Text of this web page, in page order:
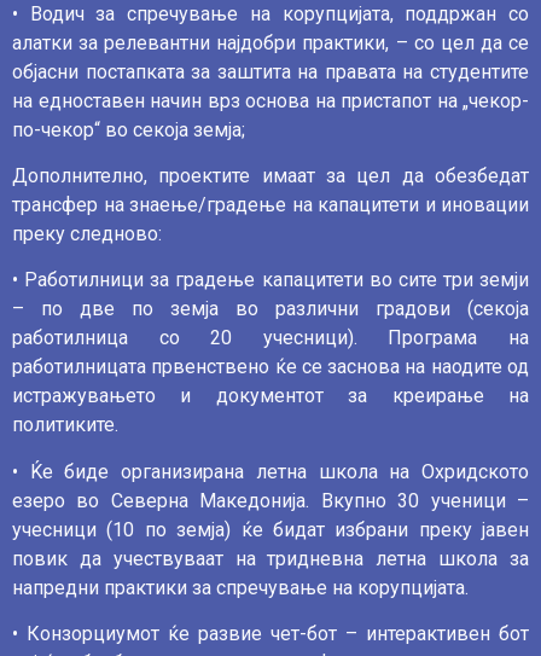
• Водич за спречување на корупцијата, поддржан со
алатки за релевантни најдобри практики, – со цел да се
објасни постапката за заштита на правата на студентите
на едноставен начин врз основа на пристапот на „чекор-
по-чекор“ во секоја земја;
Дополнително, проектите имаат за цел да обезбедат
трансфер на знаење/градење на капацитети и иновации
преку следново:
• Работилници за градење капацитети во сите три земји
– по две по земја во различни градови (секоја
работилница со 20 учесници). Програма на
работилницата првенствено ќе се заснова на наодите од
истражувањето и документот за креирање на
политиките.
• Ќе биде организирана летна школа на Охридското
езеро во Северна Македонија. Вкупно 30 ученици –
учесници (10 по земја) ќе бидат избрани преку јавен
повик да учествуваат на тридневна летна школа за
напредни практики за спречување на корупцијата.
• Конзорциумот ќе развие чет-бот – интерактивен бот